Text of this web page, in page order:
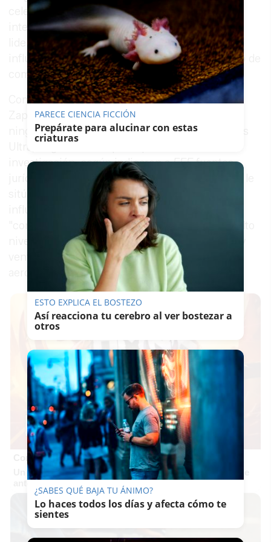
celebró un receso tras el cual continuó el
interrogatorio. Zapatero está investigado por
liderar, presuntamente, una trama de tráfico de
influencias en favor de esta compañía a cambio de
comisiones.
Como ya hizo al conocerse su imputación,
Zapatero insistió en que no ha influido ante
ninguna administración pública en favor de Plus
Ultra, negando así la principal tesis de la
investigación, según indicaron aEFEfuentes
jurídicas. Pese a defender su inocencia, el juez le
sitúa en el "vértice" de una trama de tráfico de
influencias, para la que habría aportado sus
"contactos institucionales y empresariales de alto
nivel" con el objetivo de conseguir decisiones y
ventajas a favor de terceros, esencialmente la
Corepunk MMORPG
Un verdadero MMORPG de la vieja escuela ¡Cómo los de
antes, pero mejor!
PARECE CIENCIA FICCIÓN
Prepárate para alucinar con estas
criaturas
ESTO EXPLICA EL BOSTEZO
Así reacciona tu cerebro al ver bostezar a
otros
¿SABES QUÉ BAJA TU ÁNIMO?
Lo haces todos los días y afecta cómo te
sientes